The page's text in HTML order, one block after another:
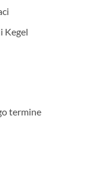
Kegel
termine